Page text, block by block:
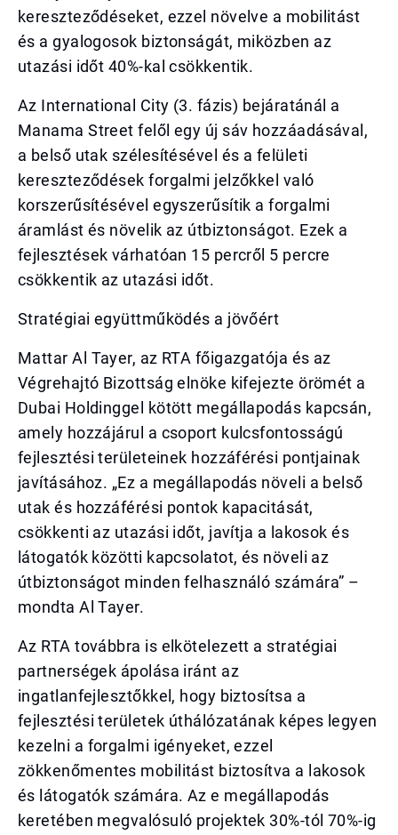
kereszteződéseket, ezzel növelve a mobilitást
és a gyalogosok biztonságát, miközben az
utazási időt 40%-kal csökkentik.
Az International City (3. fázis) bejáratánál a
Manama Street felől egy új sáv hozzáadásával,
a belső utak szélesítésével és a felületi
kereszteződések forgalmi jelzőkkel való
korszerűsítésével egyszerűsítik a forgalmi
áramlást és növelik az útbiztonságot. Ezek a
fejlesztések várhatóan 15 percről 5 percre
csökkentik az utazási időt.
Stratégiai együttműködés a jövőért
Mattar Al Tayer, az RTA főigazgatója és az
Végrehajtó Bizottság elnöke kifejezte örömét a
Dubai Holdinggel kötött megállapodás kapcsán,
amely hozzájárul a csoport kulcsfontosságú
fejlesztési területeinek hozzáférési pontjainak
javításához. „Ez a megállapodás növeli a belső
utak és hozzáférési pontok kapacitását,
csökkenti az utazási időt, javítja a lakosok és
látogatók közötti kapcsolatot, és növeli az
útbiztonságot minden felhasználó számára” –
mondta Al Tayer.
Az RTA továbbra is elkötelezett a stratégiai
partnerségek ápolása iránt az
ingatlanfejlesztőkkel, hogy biztosítsa a
fejlesztési területek úthálózatának képes legyen
kezelni a forgalmi igényeket, ezzel
zökkenőmentes mobilitást biztosítva a lakosok
és látogatók számára. Az e megállapodás
keretében megvalósuló projektek 30%-tól 70%-ig